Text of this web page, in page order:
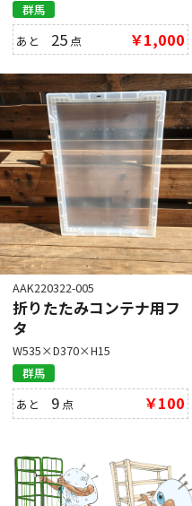
群馬
あと 25 点 ￥1,000
AAK220322-005
折りたたみコンテナ用フ
タ
W535×D370×H15
群馬
あと 9 点 ￥100